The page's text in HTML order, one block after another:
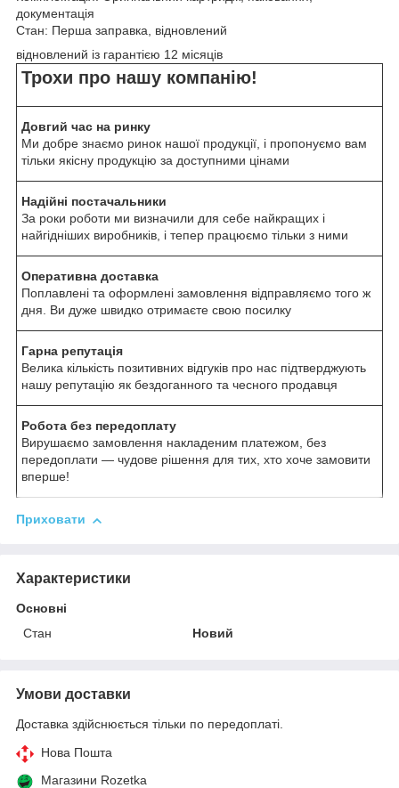
документація
Стан: Перша заправка, відновлений
відновлений із гарантією 12 місяців
Трохи про нашу компанію!
Довгий час на ринку
Ми добре знаємо ринок нашої продукції, і пропонуємо вам
тільки якісну продукцію за доступними цінами
Надійні постачальники
За роки роботи ми визначили для себе найкращих і
найгідніших виробників, і тепер працюємо тільки з ними
Оперативна доставка
Поплавлені та оформлені замовлення відправляємо того ж
дня. Ви дуже швидко отримаєте свою посилку
Гарна репутація
Велика кількість позитивних відгуків про нас підтверджують
нашу репутацію як бездоганного та чесного продавця
Робота без передоплату
Вирушаємо замовлення накладеним платежом, без
передоплати — чудове рішення для тих, хто хоче замовити
вперше!
Приховати
Характеристики
Основні
Стан
Новий
Умови доставки
Доставка здійснюється тільки по передоплаті.
Нова Пошта
Магазини Rozetka